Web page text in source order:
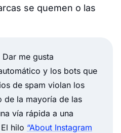
se quemen o las
Dar me gusta
y los bots que
de spam violan los
de la mayoría de las
vía rápida a una
hilo “About Instagram